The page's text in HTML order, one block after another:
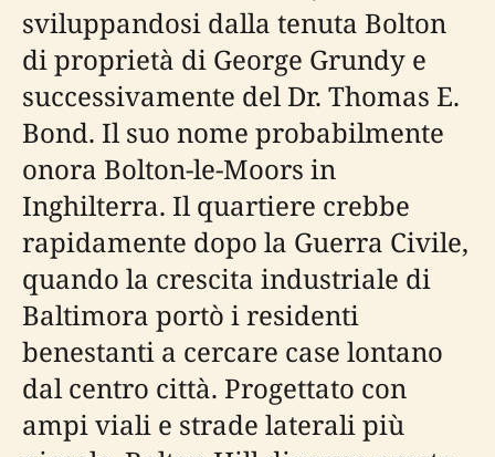
sviluppandosi dalla tenuta Bolton
di proprietà di George Grundy e
successivamente del Dr. Thomas E.
Bond. Il suo nome probabilmente
onora Bolton-le-Moors in
Inghilterra. Il quartiere crebbe
rapidamente dopo la Guerra Civile,
quando la crescita industriale di
Baltimora portò i residenti
benestanti a cercare case lontano
dal centro città. Progettato con
ampi viali e strade laterali più